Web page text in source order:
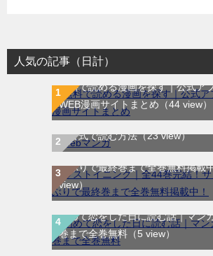
人気の記事（日計）
無料で読める漫画を探す｜公式ア
WEB漫画サイトまとめ （44 view）
WEB漫画サイト一覧｜ブラウザで
を公式で読む方法（23 view）
ラストイニング｜全44巻完結！サ
ぇぶりで最終巻まで全巻無料掲載
view）
初めて恋をした日に読む話｜マン
巻まで全巻無料 （5 view）
夏目友人帳｜最新刊30巻！マンガ